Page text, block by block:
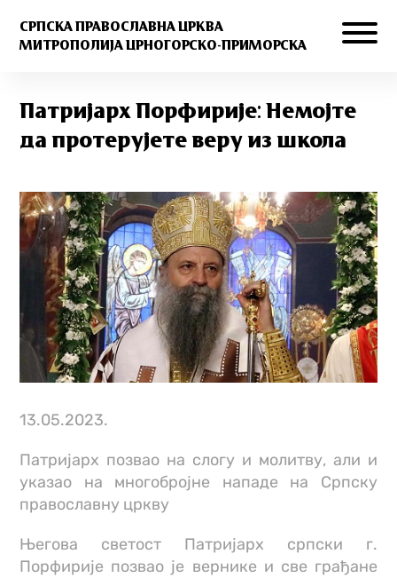
СРПСКА ПРАВОСЛАВНА ЦРКВА
МИТРОПОЛИЈА ЦРНОГОРСКО-ПРИМОРСКА
Патријарх Порфирије: Немојте
да протерујете веру из школа
13.05.2023.
Патријарх позвао на слогу и молитву, али и
указао на многобројне нападе на Српску
православну цркву
Његова светост Патријарх српски г.
Порфирије позвао је вернике и све грађане